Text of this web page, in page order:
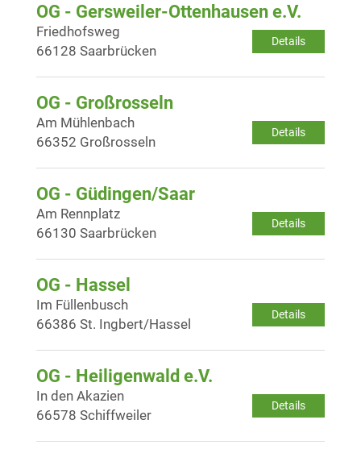
OG - Gersweiler-Ottenhausen e.V.
Details
Friedhofsweg
66128 Saarbrücken
OG - Großrosseln
Details
Am Mühlenbach
66352 Großrosseln
OG - Güdingen/Saar
Details
Am Rennplatz
66130 Saarbrücken
OG - Hassel
Details
Im Füllenbusch
66386 St. Ingbert/Hassel
OG - Heiligenwald e.V.
Details
In den Akazien
66578 Schiffweiler